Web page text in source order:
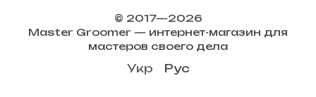
© 2017—2026
Master Groomer — интернет-магазин для
мастеров своего дела
Укр Рус